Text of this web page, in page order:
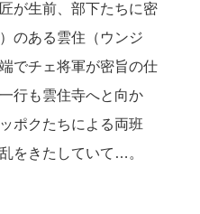
が生前、部下たちに密
のある雲住（ウンジ
でチェ将軍が密旨の仕
行も雲住寺へと向か
ポクたちによる両班
をきたしていて…。